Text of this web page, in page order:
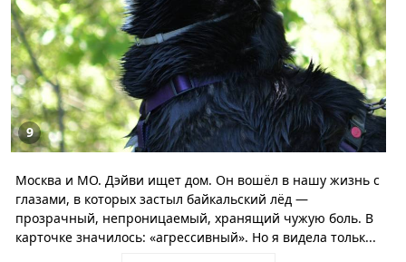
9
Москва и МО. Дэйви ищет дом. Он вошёл в нашу жизнь с
глазами, в которых застыл байкальский лёд —
прозрачный, непроницаемый, хранящий чужую боль. В
карточке значилось: «агрессивный». Но я видела тольк...